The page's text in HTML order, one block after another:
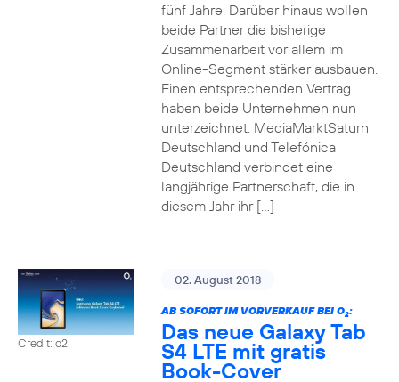
fünf Jahre. Darüber hinaus wollen
beide Partner die bisherige
Zusammenarbeit vor allem im
Online-Segment stärker ausbauen.
Einen entsprechenden Vertrag
haben beide Unternehmen nun
unterzeichnet. MediaMarktSaturn
Deutschland und Telefónica
Deutschland verbindet eine
langjährige Partnerschaft, die in
diesem Jahr ihr […]
Credit: o2
02. August 2018
AB SOFORT IM VORVERKAUF BEI O2:
Das neue Galaxy Tab
S4 LTE mit gratis
Book-Cover